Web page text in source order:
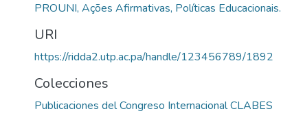
PROUNI, Ações Afirmativas, Políticas Educacionais.
URI
https://ridda2.utp.ac.pa/handle/123456789/1892
Colecciones
Publicaciones del Congreso Internacional CLABES